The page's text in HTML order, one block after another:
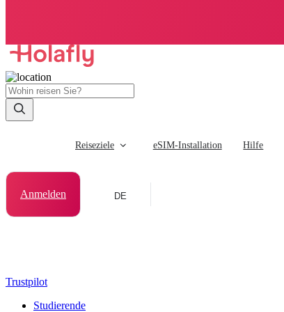
Reiseziele eSIM-Installation Hilfe
Anmelden DE
Trustpilot
Studierende